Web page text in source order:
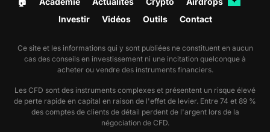
Investir Vidéos Outils Contact
Ce site et les informations qui y sont publiées ne constituent en aucun
cas des conseils en investissement ni une incitation quelconque à
acheter ou vendre des instruments financiers.
Les CFD sont des instruments complexes et présentent un risque élevé
de perte rapide en capital en raison de l'effet de levier. Entre 74 et 89 %
des comptes de clients de détail perdent de l'argent lors de la
négociation de CFD.